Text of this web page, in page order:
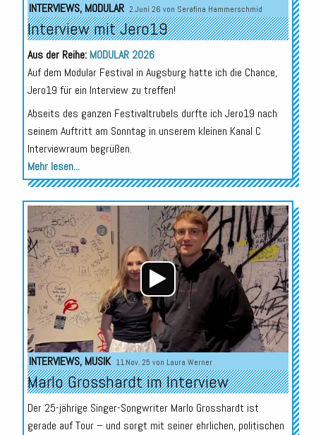
INTERVIEWS, MODULAR 2.Juni 26 von Serafina Hammerschmid
Interview mit Jero19
Aus der Reihe: MODULAR 2026
Auf dem Modular Festival in Augsburg hatte ich die Chance,
Jero19 für ein Interview zu treffen!
Abseits des ganzen Festivaltrubels durfte ich Jero19 nach
seinem Auftritt am Sonntag in unserem kleinen Kanal C
Interviewraum begrüßen.
Mehr lesen...
Audio-
Player
INTERVIEWS, MUSIK 11.Nov. 25 von Laura Werner
Marlo Grosshardt im Interview
Der 25-jährige Singer-Songwriter Marlo Grosshardt ist
gerade auf Tour – und sorgt mit seiner ehrlichen, politischen